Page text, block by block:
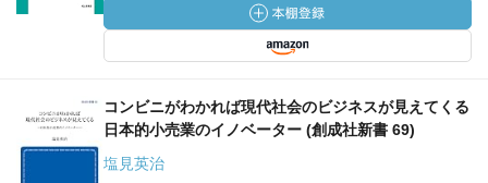
コンビニがわかれば現代社会のビジネスが見えてくる
日本的小売業のイノベーター (創成社新書 69)
塩見英治